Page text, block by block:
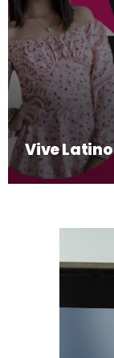
Vive Latino